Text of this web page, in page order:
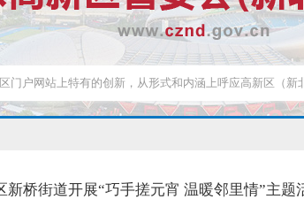
新桥街道开展“巧手搓元宵 温暖邻里情”主题